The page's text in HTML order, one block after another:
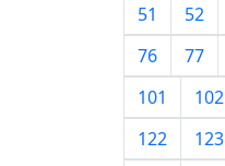
51
52
76
77
101
102
122
123